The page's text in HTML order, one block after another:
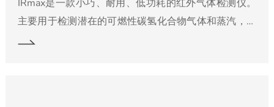
IRmax是一款小巧、耐用、低功耗的红外气体检测仪。
主要用于检测潜在的可燃性碳氢化合物气体和蒸汽，如
甲烷、丙烷、丁烷等。